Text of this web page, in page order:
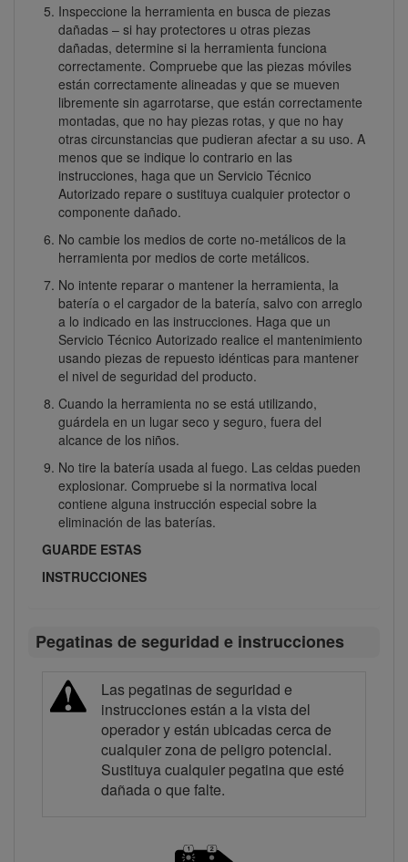
Inspeccione la herramienta en busca de piezas
dañadas – si hay protectores u otras piezas
dañadas, determine si la herramienta funciona
correctamente. Compruebe que las piezas móviles
están correctamente alineadas y que se mueven
libremente sin agarrotarse, que están correctamente
montadas, que no hay piezas rotas, y que no hay
otras circunstancias que pudieran afectar a su uso. A
menos que se indique lo contrario en las
instrucciones, haga que un Servicio Técnico
Autorizado repare o sustituya cualquier protector o
componente dañado.
No cambie los medios de corte no-metálicos de la
herramienta por medios de corte metálicos.
No intente reparar o mantener la herramienta, la
batería o el cargador de la batería, salvo con arreglo
a lo indicado en las instrucciones. Haga que un
Servicio Técnico Autorizado realice el mantenimiento
usando piezas de repuesto idénticas para mantener
el nivel de seguridad del producto.
Cuando la herramienta no se está utilizando,
guárdela en un lugar seco y seguro, fuera del
alcance de los niños.
No tire la batería usada al fuego. Las celdas pueden
explosionar. Compruebe si la normativa local
contiene alguna instrucción especial sobre la
eliminación de las baterías.
GUARDE ESTAS
INSTRUCCIONES
Pegatinas de seguridad e instrucciones
Las pegatinas de seguridad e
instrucciones están a la vista del
operador y están ubicadas cerca de
cualquier zona de peligro potencial.
Sustituya cualquier pegatina que esté
dañada o que falte.